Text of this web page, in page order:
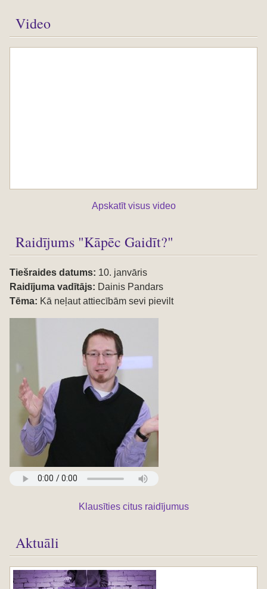
Video
Apskatīt visus video
Raidījums "Kāpēc Gaidīt?"
Tiešraides datums: 10. janvāris
Raidījuma vadītājs: Dainis Pandars
Tēma: Kā neļaut attiecībām sevi pievilt
Klausīties citus raidījumus
Aktuāli